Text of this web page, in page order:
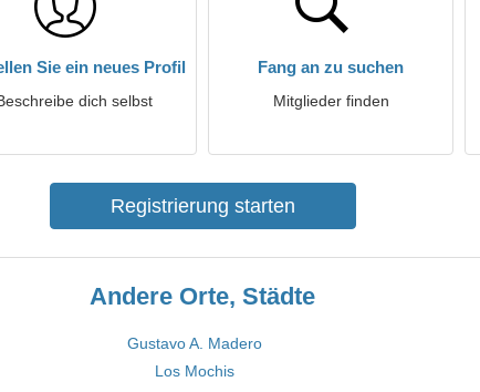
Sie ein neues Profil
dich selbst
Fang an zu suchen
Mitglieder finden
Registrierung starten
Andere Orte, Städte
Gustavo A. Madero
Los Mochis